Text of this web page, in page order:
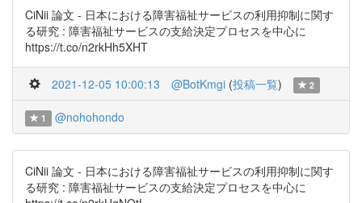
CiNii 論文 - 日本における障害福祉サービスの利用抑制に関す
る研究 : 障害福祉サービスの支給決定プロセスを中心に
https://t.co/n2rkHh5XHT
2021-12-05 10:00:13 @BotKmgi (投稿一覧) 2
1 @nohohondo
CiNii 論文 - 日本における障害福祉サービスの利用抑制に関す
る研究 : 障害福祉サービスの支給決定プロセスを中心に